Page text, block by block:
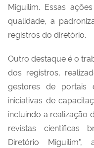
Miguilim. Essas
qualidade, a
registros do diretório.
Outro destaque é o
dos registros,
gestores de portais
iniciativas de
incluindo a realização
revistas científicas
Diretório Miguilim",